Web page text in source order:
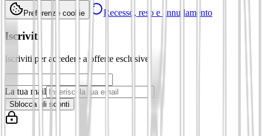
Preferenze cookie Recesso, reso e annullamento
Iscriviti
Iscriviti per accedere a offerte esclusive
La tua mail
Sblocca gli sconti